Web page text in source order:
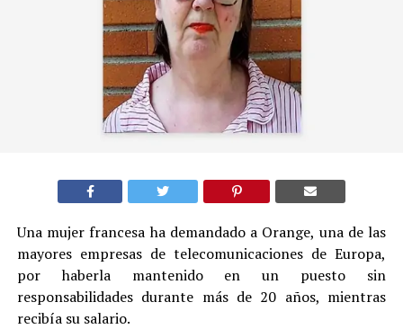
Una mujer francesa ha demandado a Orange, una de las
mayores empresas de telecomunicaciones de Europa,
por haberla mantenido en un puesto sin
responsabilidades durante más de 20 años, mientras
recibía su salario.